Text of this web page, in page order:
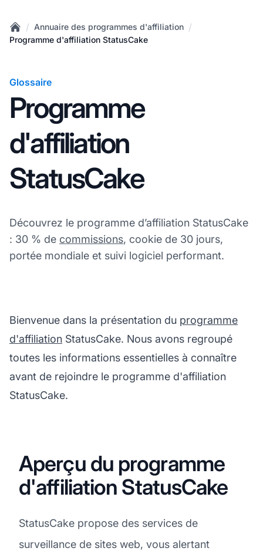
Home
/ Annuaire des programmes d'affiliation /
Programme d'affiliation StatusCake
Glossaire
Programme
d'affiliation
StatusCake
Découvrez le programme d’affiliation StatusCake
: 30 % de commissions, cookie de 30 jours,
portée mondiale et suivi logiciel performant.
Bienvenue dans la présentation du programme
d'affiliation StatusCake. Nous avons regroupé
toutes les informations essentielles à connaître
avant de rejoindre le programme d'affiliation
StatusCake.
Aperçu du programme
d'affiliation StatusCake
StatusCake propose des services de
surveillance de sites web, vous alertant